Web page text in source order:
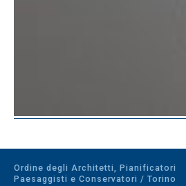
Ordine degli Architetti, Pianificatori
Paesaggisti e Conservatori / Torino